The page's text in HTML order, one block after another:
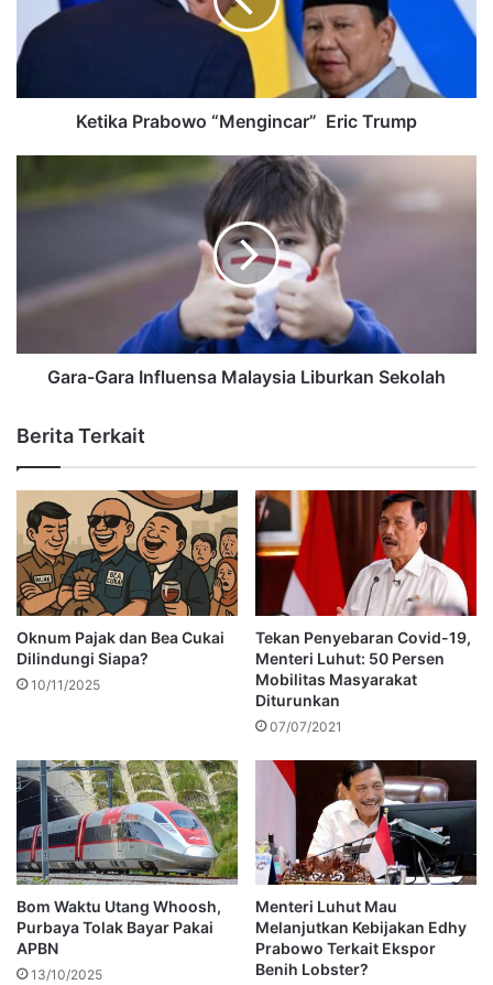
Ketika Prabowo “Mengincar” Eric Trump
Gara-Gara Influensa Malaysia Liburkan Sekolah
Berita Terkait
Oknum Pajak dan Bea Cukai
Dilindungi Siapa?
10/11/2025
Tekan Penyebaran Covid-19,
Menteri Luhut: 50 Persen
Mobilitas Masyarakat
Diturunkan
07/07/2021
Bom Waktu Utang Whoosh,
Purbaya Tolak Bayar Pakai
APBN
13/10/2025
Menteri Luhut Mau
Melanjutkan Kebijakan Edhy
Prabowo Terkait Ekspor
Benih Lobster?